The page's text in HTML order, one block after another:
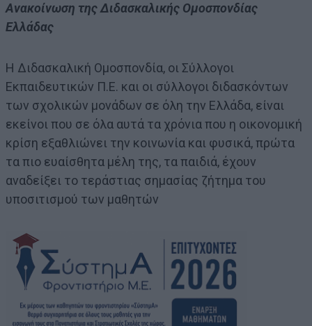
Ανακοίνωση της Διδασκαλικής Ομοσπονδίας
Ελλάδας
Η Διδασκαλική Ομοσπονδία, οι Σύλλογοι
Εκπαιδευτικών Π.Ε. και οι σύλλογοι διδασκόντων
των σχολικών μονάδων σε όλη την Ελλάδα, είναι
εκείνοι που σε όλα αυτά τα χρόνια που η οικονομική
κρίση εξαθλιώνει την κοινωνία και φυσικά, πρώτα
τα πιο ευαίσθητα μέλη της, τα παιδιά, έχουν
αναδείξει το τεράστιας σημασίας ζήτημα του
υποσιτισμού των μαθητών